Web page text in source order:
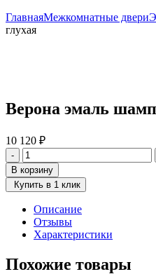
ГлавнаяМежкомнатные двери
глухая
Верона эмаль
10 120 ₽
Количество
товара
Верона
эмаль
шампань
глухая
-
В корзину
Купить в 1 клик
Описание
Отзывы
Характеристики
Похожие товары